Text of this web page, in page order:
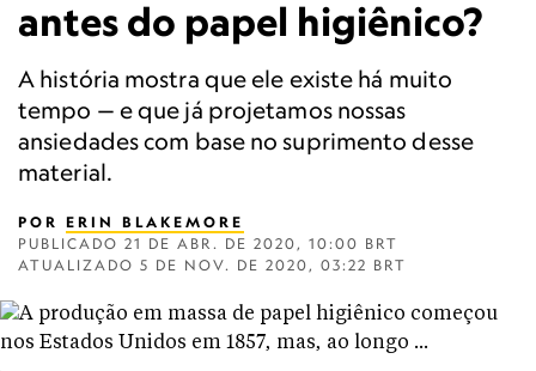
antes do papel higiênico?
A história mostra que ele existe há muito
tempo — e que já projetamos nossas
ansiedades com base no suprimento desse
material.
POR ERIN BLAKEMORE
PUBLICADO 21 DE ABR. DE 2020, 10:00 BRT
ATUALIZADO 5 DE NOV. DE 2020, 03:22 BRT